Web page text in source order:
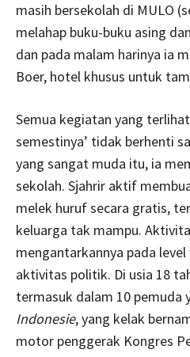
masih bersekolah di MULO
melahap buku-buku asing
dan pada malam harinya ia
Boer, hotel khusus untuk
Semua kegiatan yang
semestinya’ tidak berhenti
yang sangat muda itu, ia
sekolah. Sjahrir aktif
melek huruf secara gratis,
keluarga tak mampu.
mengantarkannya pada level
aktivitas politik. Di usia 18
termasuk dalam 10 pemuda
Indonesie, yang kelak
motor penggerak Kongres